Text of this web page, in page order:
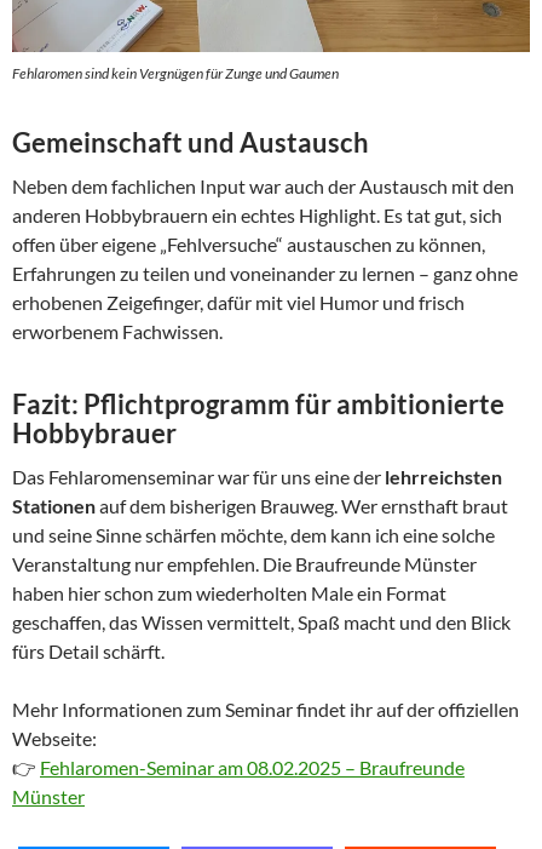
Fehlaromen sind kein Vergnügen für Zunge und Gaumen
Gemeinschaft und Austausch
Neben dem fachlichen Input war auch der Austausch mit den
anderen Hobbybrauern ein echtes Highlight. Es tat gut, sich
offen über eigene „Fehlversuche“ austauschen zu können,
Erfahrungen zu teilen und voneinander zu lernen – ganz ohne
erhobenen Zeigefinger, dafür mit viel Humor und frisch
erworbenem Fachwissen.
Fazit: Pflichtprogramm für ambitionierte
Hobbybrauer
Das Fehlaromenseminar war für uns eine der lehrreichsten
Stationenauf dem bisherigen Brauweg. Wer ernsthaft braut
und seine Sinne schärfen möchte, dem kann ich eine solche
Veranstaltung nur empfehlen. Die Braufreunde Münster
haben hier schon zum wiederholten Male ein Format
geschaffen, das Wissen vermittelt, Spaß macht und den Blick
fürs Detail schärft.
Mehr Informationen zum Seminar findet ihr auf der offiziellen
Webseite:
👉 Fehlaromen-Seminar am 08.02.2025 – Braufreunde
Münster